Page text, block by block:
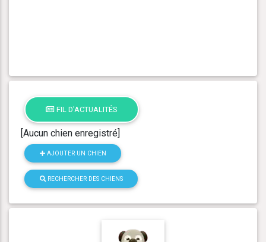
FIL D'ACTUALITÉS
[Aucun chien enregistré]
AJOUTER UN CHIEN
RECHERCHER DES CHIENS